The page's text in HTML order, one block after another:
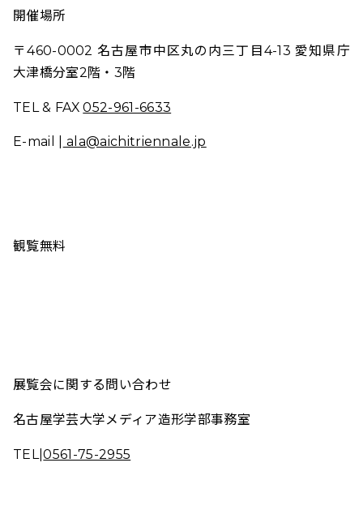
開催場所
〒460-0002 名古屋市中区丸の内三丁目4-13 愛知県庁
大津橋分室2階・3階
TEL & FAX052-961-6633
E-mail | ala@aichitriennale.jp
観覧無料
展覧会に関する問い合わせ
名古屋学芸大学メディア造形学部事務室
TEL|0561-75-2955